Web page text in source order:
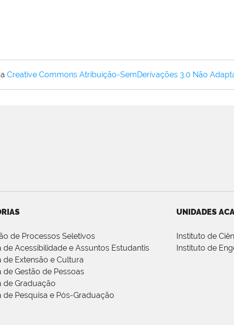
Creative Commons Atribuição-SemDerivações 3.0 Não
de Processos Seletivos
de Acessibilidade e Assuntos Estudantis
de Extensão e Cultura
de Gestão de Pessoas
de Graduação
de Pesquisa e Pós-Graduação
UNIDADES
Instituto de
Instituto de